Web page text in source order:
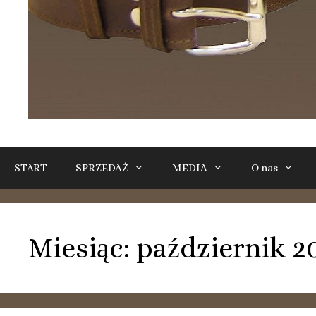
START SPRZEDAŻ MEDIA O nas
Miesiąc: październik